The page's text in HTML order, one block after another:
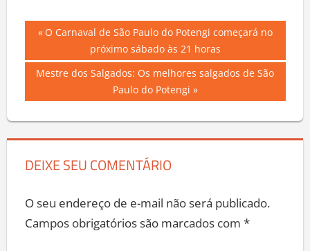
Navegação
de
Previous
O Carnaval de São Paulo do Potengi começará no
próximo sábado às 21 horas
Next
Mestre dos Salgados: Os melhores salgados de São
Paulo do Potengi
DEIXE SEU COMENTÁRIO
O seu endereço de e-mail não será publicado.
Campos obrigatórios são marcados com *